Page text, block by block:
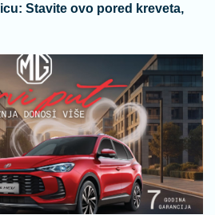
Stavite ovo pored kreveta,